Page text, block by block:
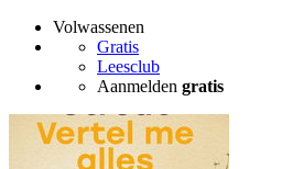
Volwassenen
Gratis
Leesclub
Aanmelden gratis